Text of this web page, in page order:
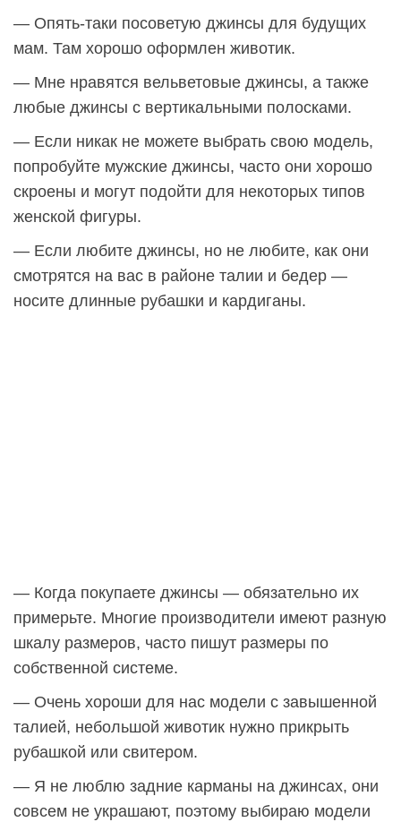
— Опять-таки посоветую джинсы для будущих
мам. Там хорошо оформлен животик.
— Мне нравятся вельветовые джинсы, а также
любые джинсы с вертикальными полосками.
— Если никак не можете выбрать свою модель,
попробуйте мужские джинсы, часто они хорошо
скроены и могут подойти для некоторых типов
женской фигуры.
— Если любите джинсы, но не любите, как они
смотрятся на вас в районе талии и бедер —
носите длинные рубашки и кардиганы.
— Когда покупаете джинсы — обязательно их
примерьте. Многие производители имеют разную
шкалу размеров, часто пишут размеры по
собственной системе.
— Очень хороши для нас модели с завышенной
талией, небольшой животик нужно прикрыть
рубашкой или свитером.
— Я не люблю задние карманы на джинсах, они
совсем не украшают, поэтому выбираю модели